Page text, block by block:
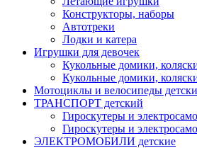
Конструкторы, наборы
Автотреки
Лодки и катера
Игрушки для девочек
Кукольные домики,
Кукольные домики,
Мотоциклы и велосипеды
ТРАНСПОРТ детский
Гироскутеры и
Гироскутеры и
ЭЛЕКТРОМОБИЛИ детские